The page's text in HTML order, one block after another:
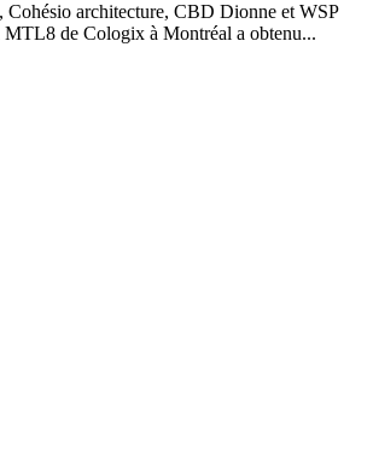
architecture, CBD Dionne et WSP
de Cologix à Montréal a obtenu...